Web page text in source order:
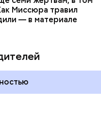
Миссюра травил
— в материале
установлена,
к задержанию, —